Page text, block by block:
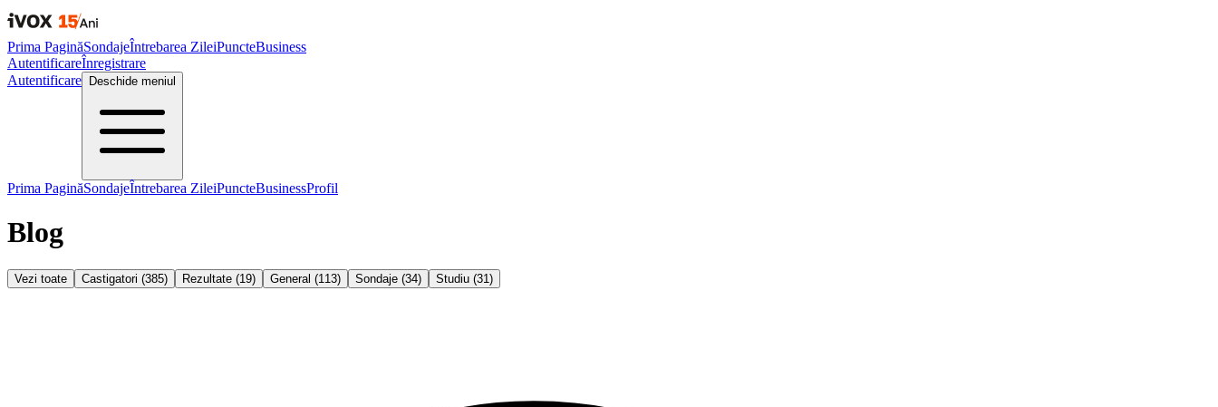
Prima PaginăSondajeÎntrebarea ZileiPuncteBusiness
AutentificareÎnregistrare
Autentificare
Deschide meniul
Prima PaginăSondajeÎntrebarea ZileiPuncteBusinessProfil
Blog
Vezi toate Castigatori (385) Rezultate (19) General (113) Sondaje (34) Studiu (31 )